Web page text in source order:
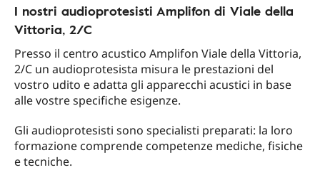
I nostri audioprotesisti Amplifon di Viale della
Vittoria, 2/C
Presso il centro acustico Amplifon Viale della Vittoria,
2/C un audioprotesista misura le prestazioni del
vostro udito e adatta gli apparecchi acustici in base
alle vostre specifiche esigenze.
Gli audioprotesisti sono specialisti preparati: la loro
formazione comprende competenze mediche, fisiche
e tecniche.